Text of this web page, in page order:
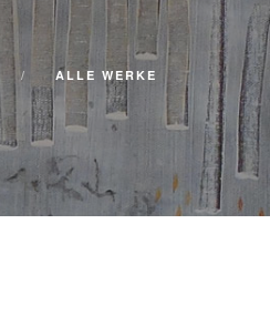
ALLE WERKE